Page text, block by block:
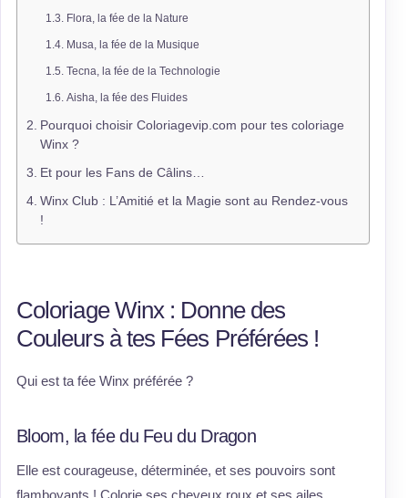
Flora, la fée de la Nature
Musa, la fée de la Musique
Tecna, la fée de la Technologie
Aisha, la fée des Fluides
Pourquoi choisir Coloriagevip.com pour tes coloriage
Winx ?
Et pour les Fans de Câlins…
Winx Club : L’Amitié et la Magie sont au Rendez-vous
!
Coloriage Winx : Donne des
Couleurs à tes Fées Préférées !
Qui est ta fée Winx préférée ?
Bloom, la fée du Feu du Dragon
Elle est courageuse, déterminée, et ses pouvoirs sont